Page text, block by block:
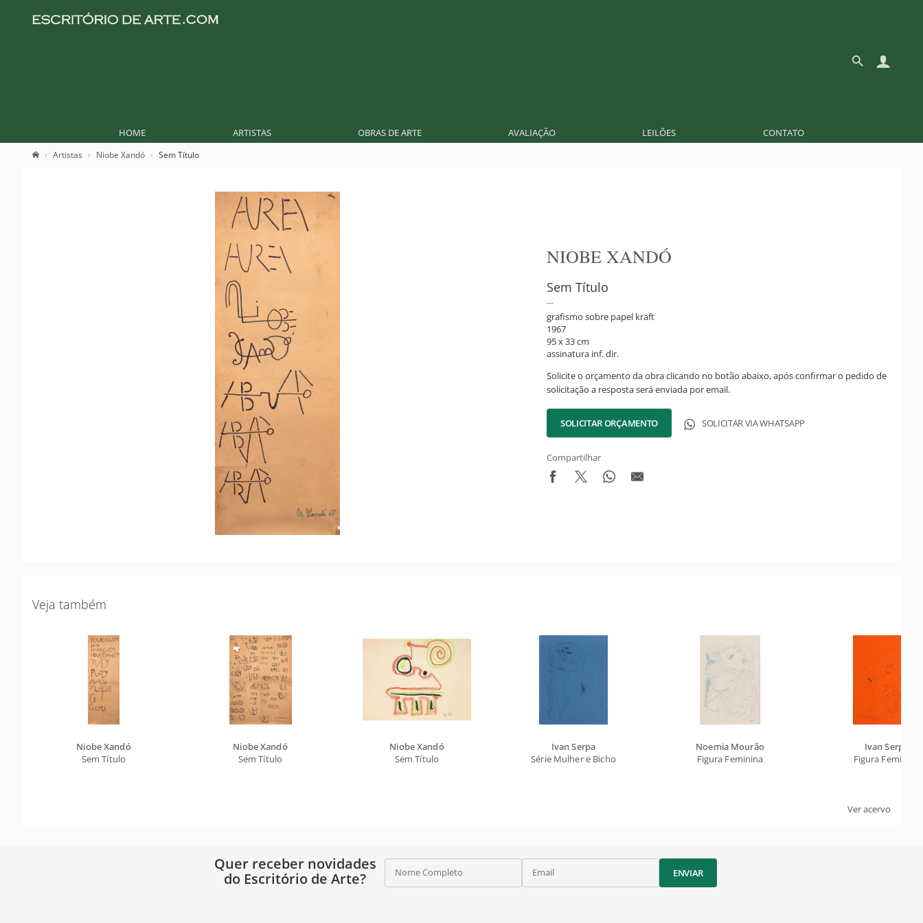
HOME ARTISTAS OBRAS DE ARTE AVALIAÇÃO LEILÕES CONTATO
Artistas Niobe Xandó Sem Título
NIOBE XANDÓ
Sem Título
grafismo sobre papel kraft
1967
95 x 33 cm
assinatura inf. dir.
Solicite o orçamento da obra clicando no botão abaixo, após confirmar o pedido de
solicitação a resposta será enviada por email.
SOLICITAR ORÇAMENTO SOLICITAR VIA WHATSAPP
Compartilhar
Veja também
Niobe Xandó
Sem Título
Niobe Xandó
Sem Título
Niobe Xandó
Sem Título
Ivan Serpa
Série Mulher e Bicho
Noemia Mourão
Figura Feminina
Ivan Serpa
Figura Feminina
Ver acervo
Quer receber novidades
do Escritório de Arte?
Nome Completo Email ENVIAR